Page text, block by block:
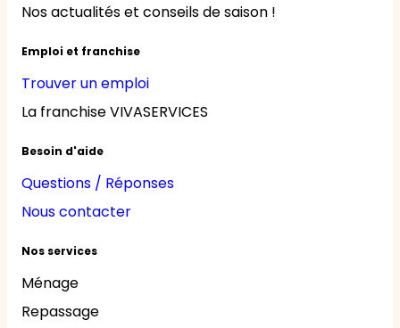
Nos actualités et conseils de saison !
Emploi et franchise
Trouver un emploi
La franchise VIVASERVICES
Besoin d'aide
Questions / Réponses
Nous contacter
Nos services
Ménage
Repassage